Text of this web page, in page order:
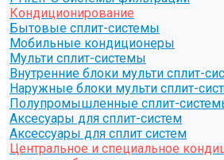
Кондиционирование
Бытовые сплит-системы
Мобильные кондиционеры
Мульти сплит-системы
Внутренние блоки мульти сплит-
Наружные блоки мульти сплит-
Полупромышленные сплит-
Аксесуары для сплит-систем
Аксессуары для сплит систем
Центральное и специальное